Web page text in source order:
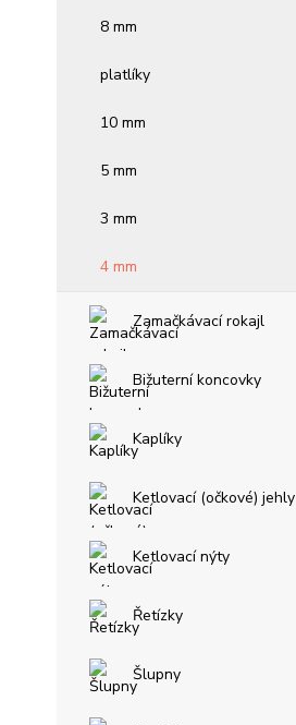
8 mm
platlíky
10 mm
5 mm
3 mm
4 mm
Zamačkávací rokajl
Bižuterní koncovky
Kaplíky
Ketlovací (očkové) jehly
Ketlovací nýty
Řetízky
Šlupny